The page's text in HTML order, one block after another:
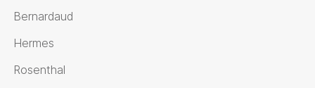
Bernardaud
Hermes
Rosenthal